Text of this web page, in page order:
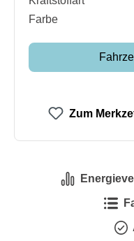
Farbe
Zum